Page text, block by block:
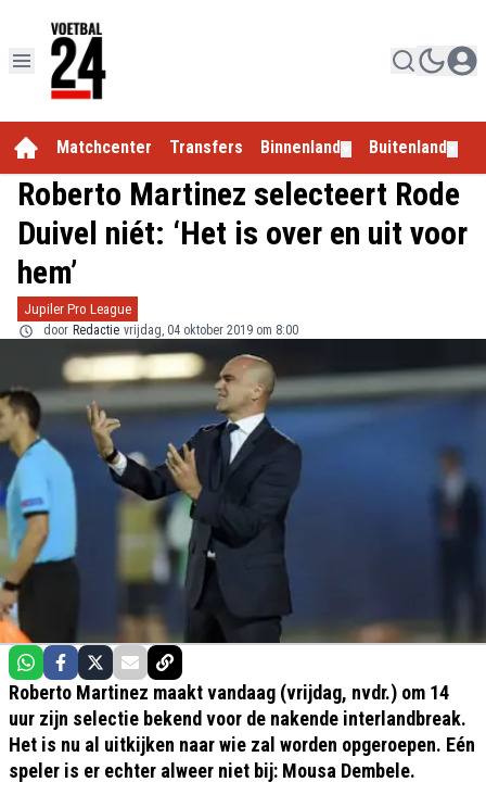
Matchcenter Transfers Binnenland Buitenland
Roberto Martinez selecteert Rode
Duivel niét: ‘Het is over en uit voor
hem’
Jupiler Pro League
door Redactie vrijdag, 04 oktober 2019 om 8:00
Roberto Martinez maakt vandaag (vrijdag, nvdr.) om 14
uur zijn selectie bekend voor de nakende interlandbreak.
Het is nu al uitkijken naar wie zal worden opgeroepen. Eén
speler is er echter alweer niet bij: Mousa Dembele.